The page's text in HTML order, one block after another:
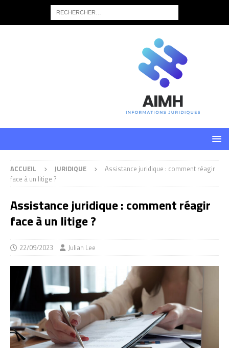
ACCUEIL JURIDIQUE
Assistance juridique : comment réagir
face à un litige ?
Assistance juridique : comment réagir
face à un litige ?
22/09/2023 Julian Lee